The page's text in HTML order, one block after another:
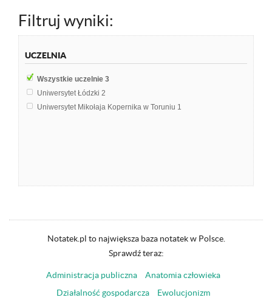
Filtruj wyniki:
UCZELNIA
Wszystkie uczelnie 3
Uniwersytet Łódzki 2
Uniwersytet Mikołaja Kopernika w Toruniu 1
Notatek.pl to największa baza notatek w Polsce.
Sprawdź teraz:
Administracja publiczna
Anatomia człowieka
Działalność gospodarcza
Ewolucjonizm